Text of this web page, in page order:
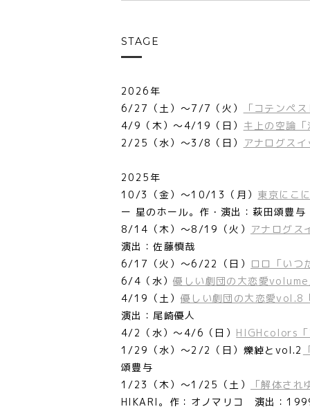
STAGE
2026年
6/27（土）～7/7（火）
「コテンペ
4/9（木）～4/19（日） キ上の空論
2/25（水）～3/8（日）
アナログス
2025年
10/3（金）～10/13（月） 東京にこ
ー 星のホール。作・演出：萩田頌豊与
8/14（木）～8/19（火） アナログ
演出：佐藤慎哉
6/17（火）～6/22（日） ロロ「いつ
6/4（水）優しい劇団の大恋愛
4/19（土）優しい劇団の大恋愛vol.8
演出：尾崎優人
4/2（水）～4/6（日） HIGHcolors「
1/29（水）～2/2（日）爍綽とvol.2
頌豊与
1/23（木）～1/25（土）
「解体さ
HIKARI。作：オノマリコ 演出：